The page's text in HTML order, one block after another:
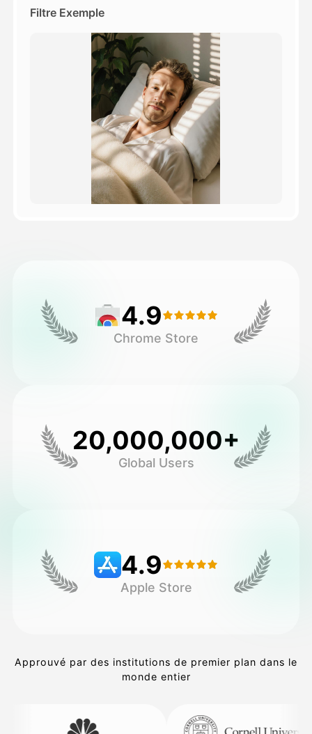
Filtre Exemple
4.9
Chrome Store
20,000,000+
Global Users
4.9
Apple Store
Approuvé par des institutions de premier plan dans le
monde entier